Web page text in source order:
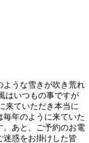
ような雪きが吹き荒れ
はいつもの事ですが
来ていただき本当に
年のように来ていた
。あと、ご予約のお電
迷惑をお掛けした皆